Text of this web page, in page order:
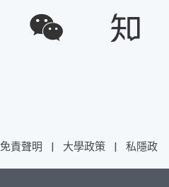
免責聲明 | 大學政策 |
私隱政